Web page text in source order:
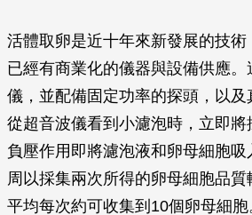
活體取卵是近十年來新發展的技術
已經有商業化的儀器與設備供應
儀，並配備固定功率的探頭，以及
從超音波儀看到小濾泡時，立即將
負壓作用即將濾泡液和卵母細胞
周以採集兩次所得的卵母細胞品質
平均每次約可收集到10個卵母細胞